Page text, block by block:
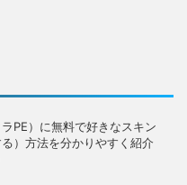
PE）に無料で好きなスキン
）方法を分かりやすく紹介